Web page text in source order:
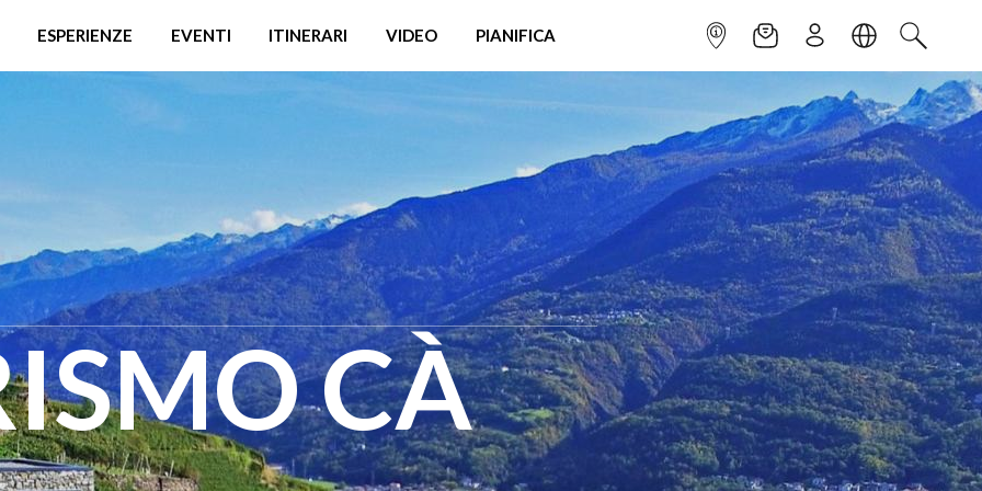
ESPERIENZE EVENTI ITINERARI VIDEO PIANIFICA INFOPOINTNEWSLETTER
ISCRIVITILINGUACERCA
CÀ